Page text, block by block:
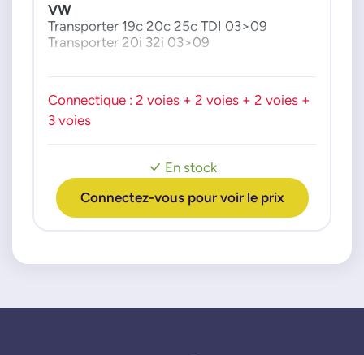
En stock
Connectez-vous pour voir le prix
VW
Transporter 19c 20c 25c TDI 03>09
Transporter 20i 32i 03>09
Connectique : 2 voies + 2 voies + 2 voies +
3 voies